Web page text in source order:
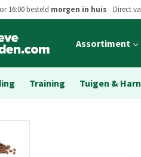
16:00 besteld morgen in huis Direct
Open
menu
Assortiment
Training Tuigen &